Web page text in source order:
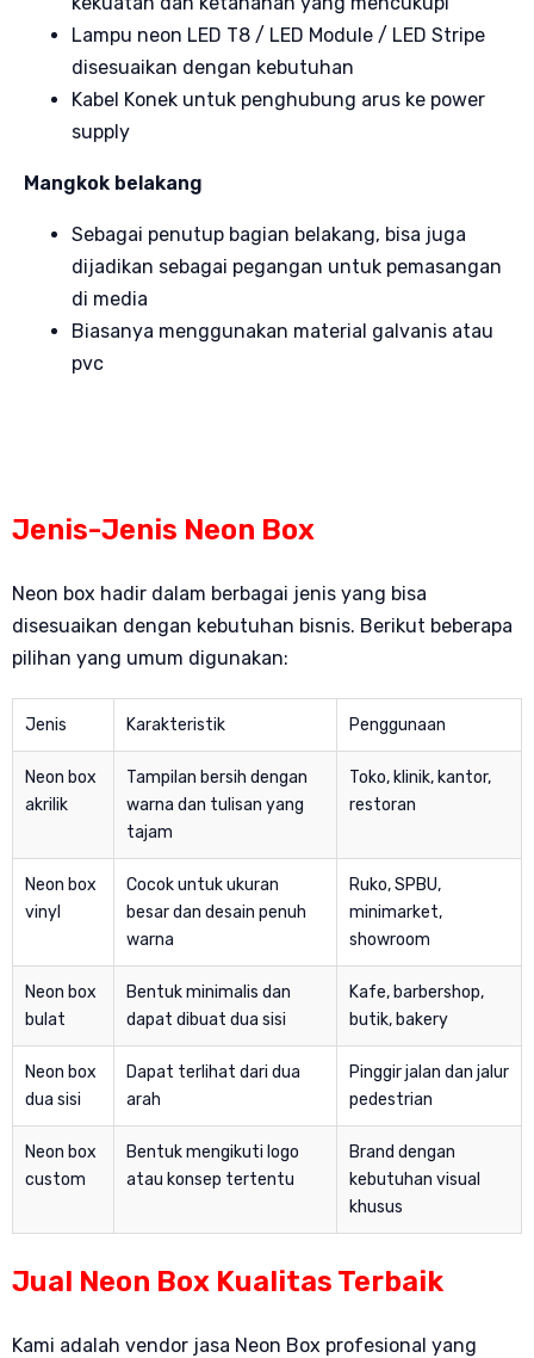
Lampu neon LED T8 / LED Module / LED Stripe
disesuaikan dengan kebutuhan
Kabel Konek untuk penghubung arus ke power
supply
Mangkok belakang
Sebagai penutup bagian belakang, bisa juga
dijadikan sebagai pegangan untuk pemasangan
di media
Biasanya menggunakan material galvanis atau
pvc
Jenis-Jenis Neon Box
Neon box hadir dalam berbagai jenis yang bisa
disesuaikan dengan kebutuhan bisnis. Berikut beberapa
pilihan yang umum digunakan:
Jenis Karakteristik Penggunaan
Neon box
akrilik
Tampilan bersih dengan
warna dan tulisan yang
tajam
Toko, klinik, kantor,
restoran
Neon box
vinyl
Cocok untuk ukuran
besar dan desain penuh
warna
Ruko, SPBU,
minimarket,
showroom
Neon box
bulat
Bentuk minimalis dan
dapat dibuat dua sisi
Kafe, barbershop,
butik, bakery
Neon box
dua sisi
Dapat terlihat dari dua
arah
Pinggir jalan dan jalur
pedestrian
Neon box
custom
Bentuk mengikuti logo
atau konsep tertentu
Brand dengan
kebutuhan visual
khusus
Jual Neon Box Kualitas Terbaik
Kami adalah vendor jasa Neon Box profesional yang